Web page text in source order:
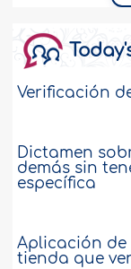
Verificación
Dictamen
demás sin
específica
Aplicación de
tienda que